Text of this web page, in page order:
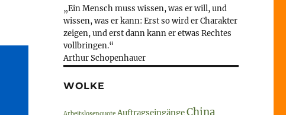
„Ein Mensch muss wissen, was er will, und
wissen, was er kann: Erst so wird er Charakter
zeigen, und erst dann kann er etwas Rechtes
vollbringen.“
Arthur Schopenhauer
WOLKE
Arbeitslosenquote AuftragseingängeChina